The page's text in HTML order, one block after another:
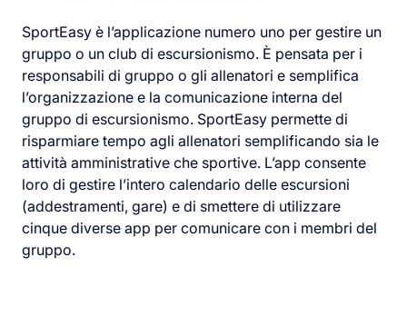
SportEasy è l’applicazione numero uno per gestire un
gruppo o un club di escursionismo. È pensata per i
responsabili di gruppo o gli allenatori e semplifica
l’organizzazione e la comunicazione interna del
gruppo di escursionismo. SportEasy permette di
risparmiare tempo agli allenatori semplificando sia le
attività amministrative che sportive. L’app consente
loro di gestire l’intero calendario delle escursioni
(addestramenti, gare) e di smettere di utilizzare
cinque diverse app per comunicare con i membri del
gruppo.